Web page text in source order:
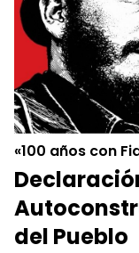
«100 años con
del Pueblo